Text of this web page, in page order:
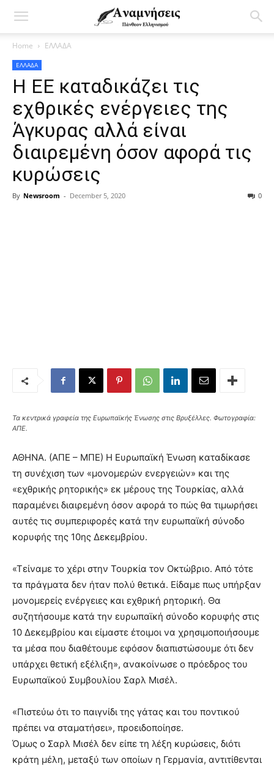
Home ΕΛΛΑΔΑ
ΕΛΛΑΔΑ
Η ΕΕ καταδικάζει τις
εχθρικές ενέργειες της
Άγκυρας αλλά είναι
διαιρεμένη όσον αφορά τις
κυρώσεις
By Newsroom - December 5, 2020 0
Τα κεντρικά γραφεία της Ευρωπαϊκής Ένωσης στις Βρυξέλλες. Φωτογραφία:
ΑΠΕ.
ΑΘΗΝΑ. (ΑΠΕ – ΜΠΕ) Η Ευρωπαϊκή Ένωση καταδίκασε
τη συνέχιση των «μονομερών ενεργειών» και της
«εχθρικής ρητορικής» εκ μέρους της Τουρκίας, αλλά
παραμένει διαιρεμένη όσον αφορά το πώς θα τιμωρήσει
αυτές τις συμπεριφορές κατά την ευρωπαϊκή σύνοδο
κορυφής της 10ης Δεκεμβρίου.
«Τείναμε το χέρι στην Τουρκία τον Οκτώβριο. Από τότε
τα πράγματα δεν ήταν πολύ θετικά. Είδαμε πως υπήρξαν
μονομερείς ενέργειες και εχθρική ρητορική. Θα
συζητήσουμε κατά την ευρωπαϊκή σύνοδο κορυφής στις
10 Δεκεμβρίου και είμαστε έτοιμοι να χρησιμοποιήσουμε
τα μέσα που διαθέτουμε εφόσον διαπιστώσουμε ότι δεν
υπάρχει θετική εξέλιξη», ανακοίνωσε ο πρόεδρος του
Ευρωπαϊκού Συμβουλίου Σαρλ Μισέλ.
«Πιστεύω ότι το παιγνίδι της γάτας και του ποντικού
πρέπει να σταματήσει», προειδοποίησε.
Όμως ο Σαρλ Μισέλ δεν είπε τη λέξη κυρώσεις, διότι
κράτη μέλη, μεταξύ των οποίων η Γερμανία, αντιτίθενται